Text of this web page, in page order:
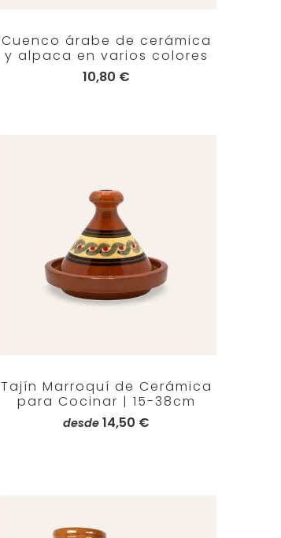
Cuenco árabe de cerámica
y alpaca en varios colores
10,80 €
Tajín Marroquí de Cerámica
para Cocinar | 15-38cm
desde 14,50 €